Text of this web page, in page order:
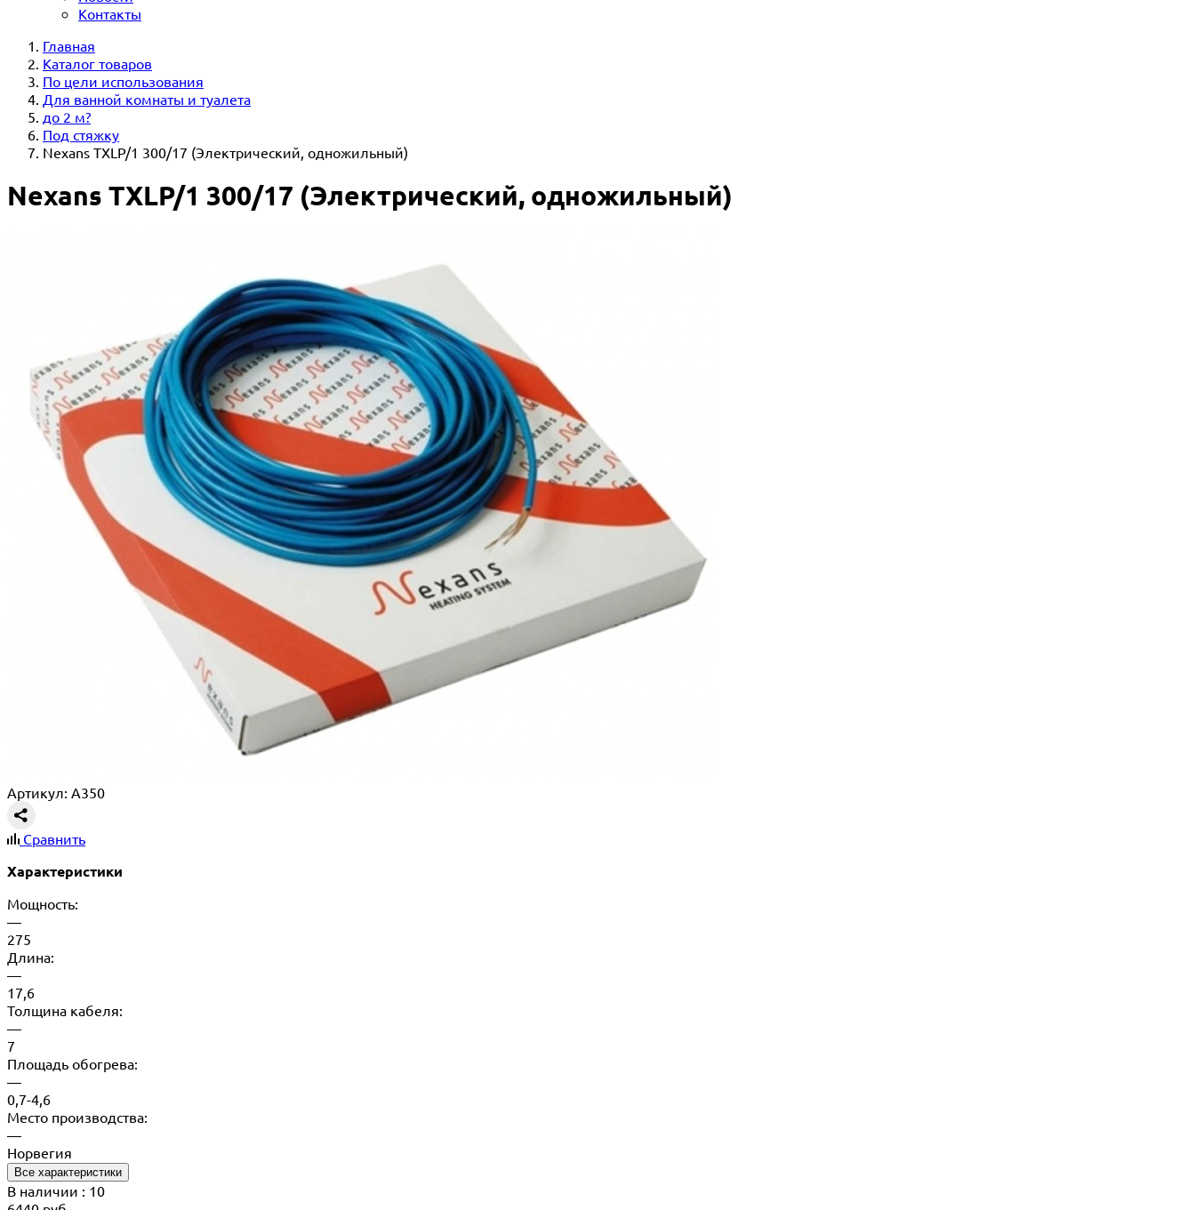
Контакты
Главная
Каталог товаров
По цели использования
Для ванной комнаты и туалета
до 2 м?
Под стяжку
Nexans TXLP/1 300/17 (Электрический, одножильный)
Nexans TXLP/1 300/17 (Электрический, одножильный)
Артикул: A350
Сравнить
Характеристики
Мощность:
—
275
Длина:
—
17,6
Толщина кабеля:
—
7
Площадь обогрева:
—
0,7-4,6
Место производства:
—
Норвегия
Все характеристики
В наличии : 10